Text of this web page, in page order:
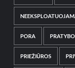
PORA
PRIEŽIŪROS